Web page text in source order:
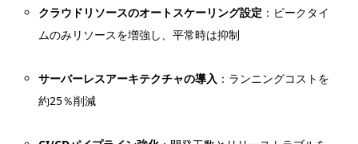
クラウドリソースのオートスケーリング設定 ：ピークタイ
ムのみリソースを増強し、平常時は抑制
サーバーレスアーキテクチャの導入 ：ランニングコストを
約25％削減